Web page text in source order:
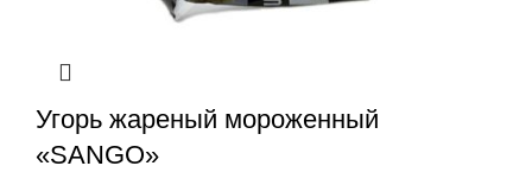
Угорь жареный мороженный
«SANGO»